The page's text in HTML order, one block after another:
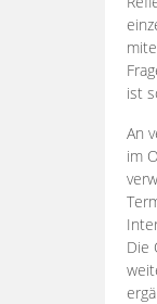
ist
An
im
Die